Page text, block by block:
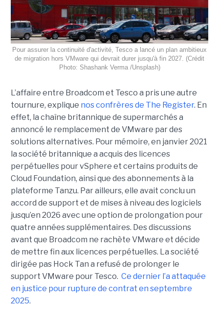
Pour assurer la continuité d'activité, Tesco a lancé un plan ambitieux
de migration hors VMware qui devrait durer jusqu'à fin 2027. (Crédit
Photo: Shashank Verma /Unsplash)
L’affaire entre Broadcom et Tesco a pris une autre
tournure, explique nos confrères de The Register. En
effet, la chaîne britannique de supermarchés a
annoncé le remplacement de VMware par des
solutions alternatives. Pour mémoire, en janvier 2021
la société britannique a acquis des licences
perpétuelles pour vSphere et certains produits de
Cloud Foundation, ainsi que des abonnements à la
plateforme Tanzu. Par ailleurs, elle avait conclu un
accord de support et de mises à niveau des logiciels
jusqu’en 2026 avec une option de prolongation pour
quatre années supplémentaires. Des discussions
avant que Broadcom ne rachète VMware et décide
de mettre fin aux licences perpétuelles. La société
dirigée pas Hock Tan a refusé de prolonger le
support VMware pour Tesco. Ce dernier l’a attaquée
en justice pour rupture de contrat en septembre
2025.